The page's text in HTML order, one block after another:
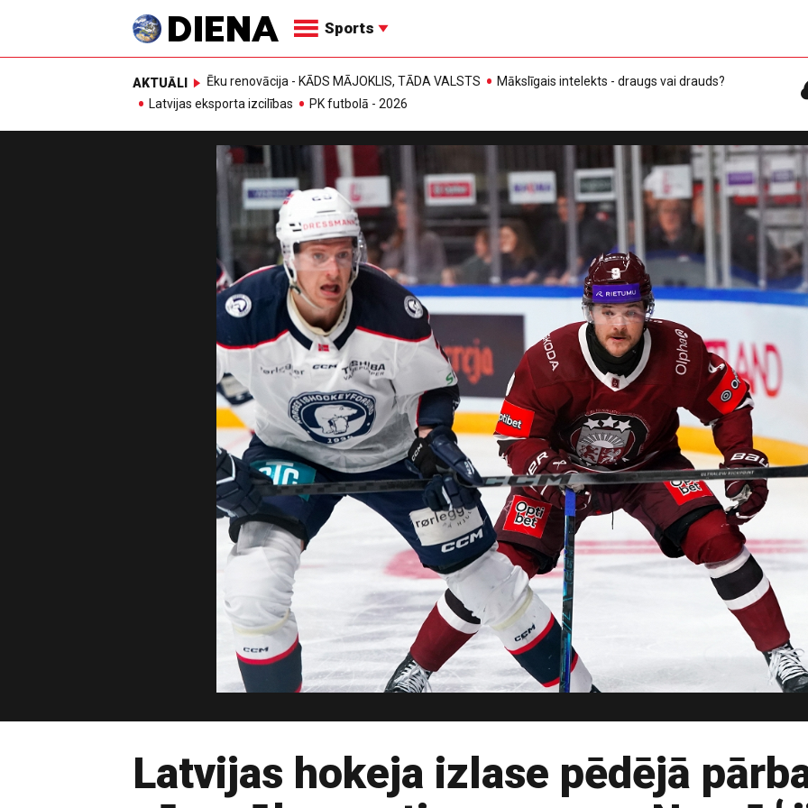
Sports
AKTUĀLI Ēku renovācija - KĀDS MĀJOKLIS, TĀDA VALSTS
Mākslīgais intelekts - draugs vai drauds?
Latvijas eksporta izcilības
PK futbolā - 2026
Latvijas hokeja izlase pēdējā